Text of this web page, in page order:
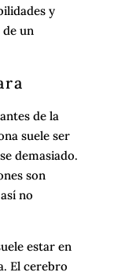
y
un
de la
suele ser
demasiado.
son
no
estar en
El cerebro